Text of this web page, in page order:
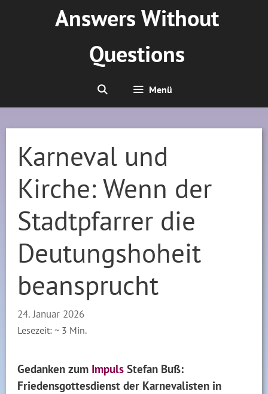
Answers Without
Questions
Menü
Karneval und
Kirche: Wenn der
Stadtpfarrer die
Deutungshoheit
beansprucht
24. Januar 2026
Lesezeit: ~ 3 Min.
Gedanken zum Impuls Stefan Buß:
Friedensgottesdienst der Karnevalisten in